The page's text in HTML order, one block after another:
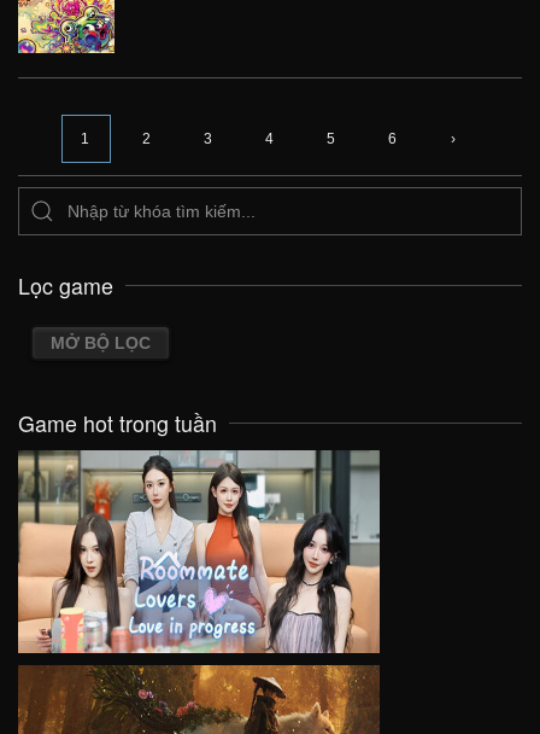
1 2 3 4 5 6 ›
Lọc game
MỞ BỘ LỌC
Game hot trong tuần
VIEW